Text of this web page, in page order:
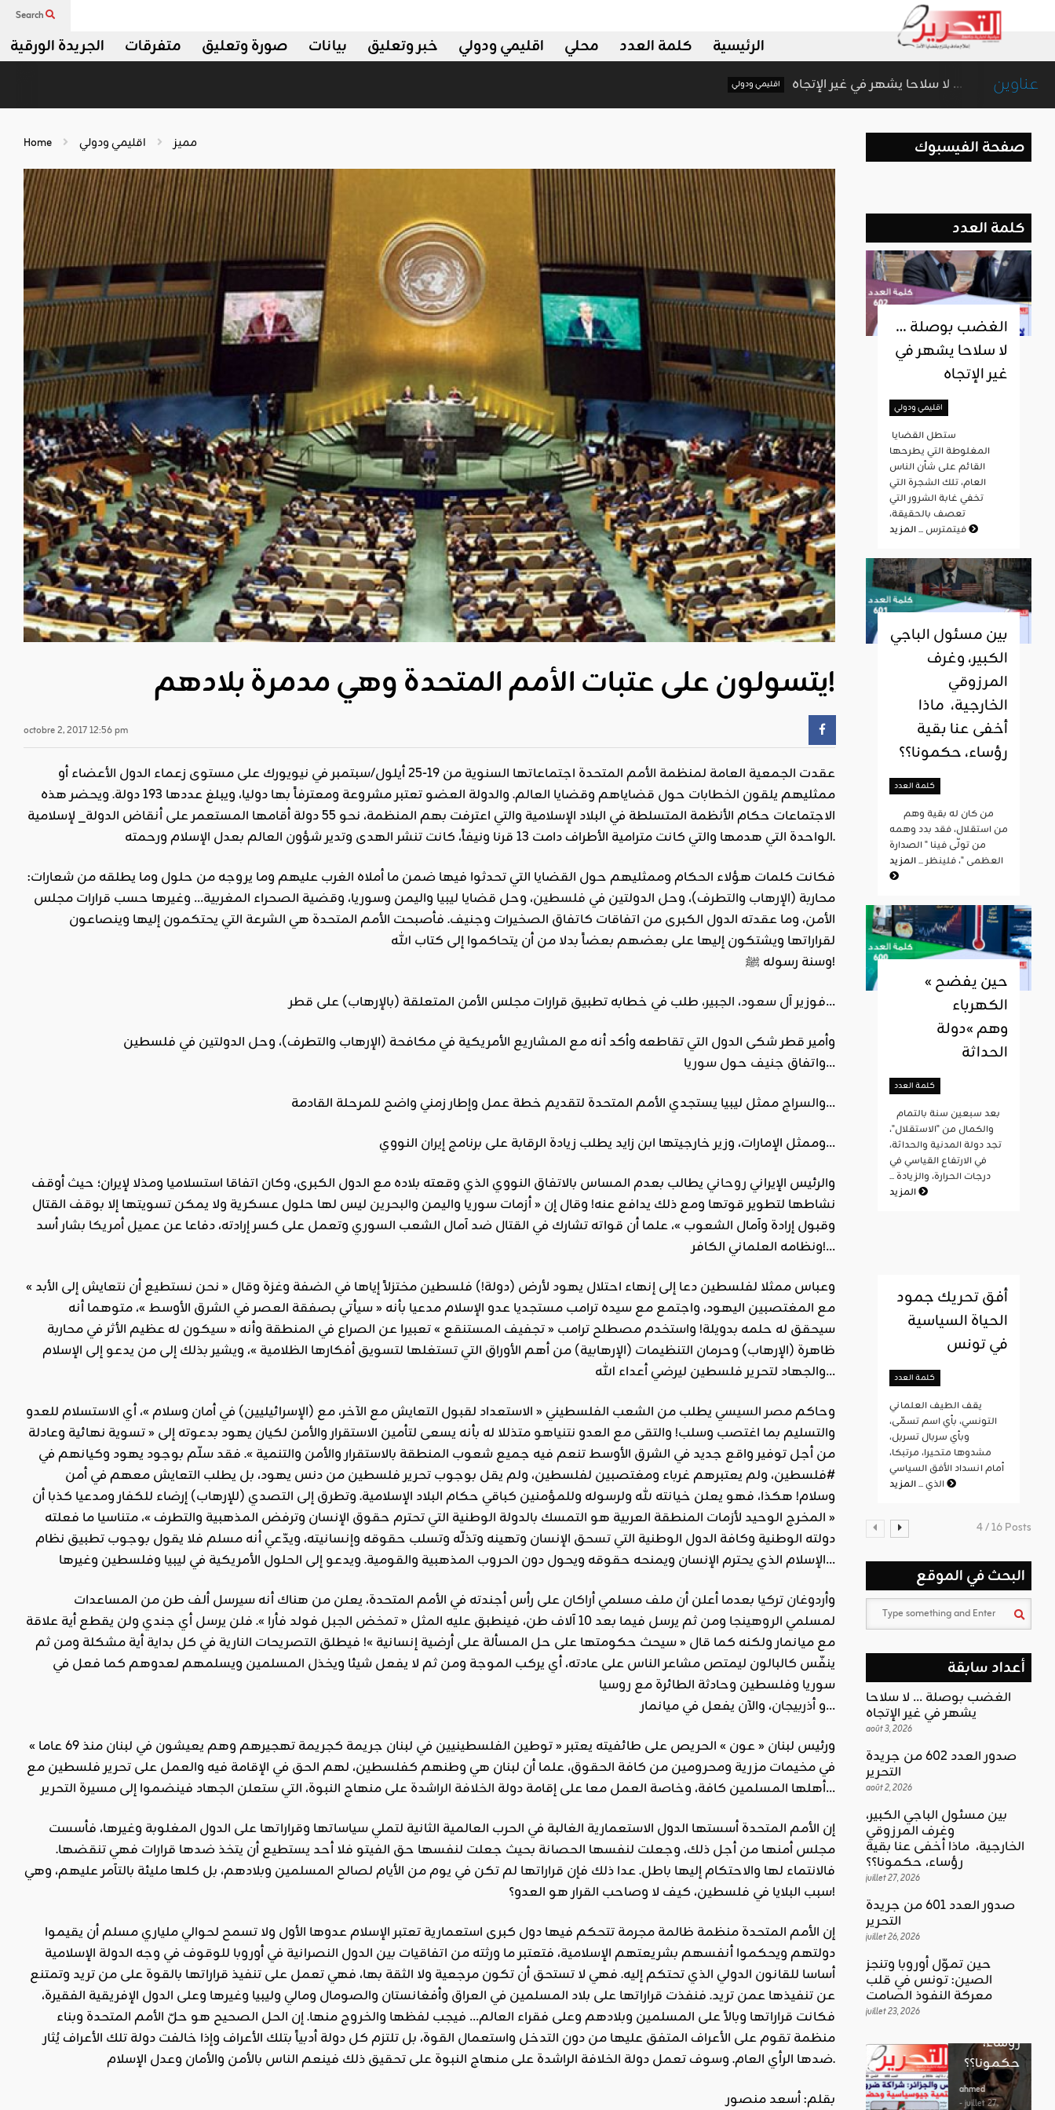
Search
الجريدة الورقية متفرقات صورة وتعليق بيانات خبر وتعليق اقليمي ودولي محلي كلمة العدد الرئيسية
عناوين الغضب بوصلة … لا سلاحا يشهر في غير الإتجاه ودولي
Home مميز اقليمي ودولي
يتسولون على عتبات الأمم المتحدة وهي مدمرة بلادهم!
octobre 2, 2017 12:56 pm
عقدت الجمعية العامة لمنظمة الأمم المتحدة اجتماعاتها السنوية من 19-25 أيلول/سبتمبر في نيويورك على مستوى زعماء الدول الأعضاء أو
ممثليهم يلقون الخطابات حول قضاياهم وقضايا العالم. والدولة العضو تعتبر مشروعة ومعترفاً بها دوليا، ويبلغ عددها 193 دولة. ويحضر هذه
الاجتماعات حكام الأنظمة المتسلطة في البلاد الإسلامية والتي اعترفت بهم المنظمة، نحو 55 دولة أقامها المستعمر على أنقاض الدولة_ لإسلامية
الواحدة التي هدمها والتي كانت مترامية الأطراف دامت 13 قرنا ونيفاً، كانت تنشر الهدى وتدير شؤون العالم بعدل الإسلام ورحمته.
فكانت كلمات هؤلاء الحكام وممثليهم حول القضايا التي تحدثوا فيها ضمن ما أملاه الغرب عليهم وما يروجه من حلول وما يطلقه من شعارات:
محاربة (الإرهاب والتطرف)، وحل الدولتين في فلسطين، وحل قضايا ليبيا واليمن وسوريا، وقضية الصحراء المغربية… وغيرها حسب قرارات مجلس
الأمن، وما عقدته الدول الكبرى من اتفاقات كاتفاق الصخيرات وجنيف. فأصبحت الأمم المتحدة هي الشرعة التي يحتكمون إليها وينصاعون
لقراراتها ويشتكون إليها على بعضهم بعضاً بدلا من أن يتحاكموا إلى كتاب الله
وسنة رسوله ﷺ!
فوزيرآل سعود، الجبير، طلب في خطابه تطبيق قرارات مجلس الأمن المتعلقة (بالإرهاب) على قطر
…
وأمير قطر شكى الدول التي تقاطعه وأكد أنه مع المشاريع الأمريكية في مكافحة (الإرهاب والتطرف)، وحل الدولتين في فلسطين
واتفاق جنيف حولسوريا
…
والسراج ممثل ليبيا يستجدي الأمم المتحدة لتقديم خطة عمل وإطار زمني واضح للمرحلة القادمة…
وممثل الإمارات، وزير خارجيتها ابن زايد يطلب زيادة الرقابة على برنامجإيران
النووي…
والرئيس الإيرانيروحانييطالب بعدم المساس بالاتفاق النووي الذي وقعته بلاده مع الدول الكبرى، وكان اتفاقا استسلاميا ومذلا لإيران؛ حيث أوقف
نشاطها لتطوير قوتها ومع ذلك يدافع عنه! وقال إن « أزمات سوريا واليمن والبحرين ليس لها حلول عسكرية ولا يمكن تسويتها إلا بوقف القتال
وقبول إرادة وآمال الشعوب »، علما أن قواته تشارك في القتال ضد آمال الشعب السوري وتعمل على كسر إرادته، دفاعا عن عميلأمريكا بشار أسد
ونظامه العلماني الكافر!…
وعباس ممثلا لفلسطين دعا إلى إنهاء احتلال يهود لأرض (دولة!) فلسطين مختزلاً إياها في الضفة وغزة وقال « نحن نستطيع أن نتعايش إلى الأبد »
مع المغتصبين اليهود، واجتمع مع سيده ترامب مستجديا عدو الإسلام مدعيا بأنه « سيأتي بصفقة العصر في الشرق الأوسط »، متوهما أنه
سيحقق له حلمه بدويلة! واستخدم مصطلح ترامب « تجفيف المستنقع » تعبيرا عن الصراع في المنطقة وأنه « سيكون له عظيم الأثر في محاربة
ظاهرة (الإرهاب) وحرمان التنظيمات (الإرهابية) من أهم الأوراق التي تستغلها لتسويق أفكارها الظلامية »، ويشير بذلك إلى من يدعو إلى الإسلام
والجهاد لتحرير فلسطين ليرضي أعداء الله…
وحاكممصر السيسييطلب من الشعب الفلسطيني « الاستعداد لقبول التعايش مع الآخر، مع (الإسرائيليين) في أمان وسلام »، أي الاستسلام للعدو
والتسليم بما اغتصب وسلب! والتقى مع العدو نتنياهومتذللا له بأنه يسعى لتأمين الاستقرار والأمن لكيان يهود بدعوته إلى « تسوية نهائية وعادلة
من أجل توفير واقع جديد في الشرق الأوسط تنعم فيه جميع شعوب المنطقة بالاستقرار والأمن والتنمية ». فقد سلّم بوجود يهود وكيانهم في
#فلسطين، ولم يعتبرهم غرباء ومغتصبين لفلسطين، ولم يقل بوجوب تحرير فلسطين من دنس يهود، بل يطلب التعايش معهم في أمن
وسلام! هكذا، فهو يعلن خيانته لله ولرسوله وللمؤمنين كباقي حكام البلاد الإسلامية. وتطرق إلى التصدي (للإرهاب) إرضاء للكفار ومدعيا كذبا أن
« المخرج الوحيد لأزمات المنطقة العربية هو التمسك بالدولة الوطنية التي تحترم حقوق الإنسان وترفض المذهبية والتطرف »، متناسيا ما فعلته
دولته الوطنية وكافة الدول الوطنية التي تسحق الإنسان وتهينه وتذلّه وتسلب حقوقه وإنسانيته، ويدّعي أنه مسلم فلا يقول بوجوب تطبيق نظام
الإسلام الذي يحترم الإنسان ويمنحه حقوقه ويحول دون الحروب المذهبية والقومية. ويدعو إلى الحلول الأمريكية في ليبيا وفلسطين وغيرها…
وأردوغانتركيا بعدما أعلن أن ملف مسلميأراكانعلى رأس أجندته في الأمم المتحدة، يعلن من هناك أنه سيرسل ألف طن من المساعدات
لمسلميالروهينجا
ومن ثم يرسل فيما بعد 10 آلاف طن، فينطبق عليه المثل « تمخض الجبل فولد فأرا ». فلن يرسل أي جندي ولن يقطع أية علاقة
مع ميانمار ولكنه كما قال « سيحث حكومتها على حل المسألة على أرضية إنسانية »! فيطلق التصريحات النارية في كل بداية أية مشكلة ومن ثم
ينفّس كالبالون ليمتص مشاعر الناس على عادته، أي يركب الموجة ومن ثم لا يفعل شيئا ويخذل المسلمين ويسلمهم لعدوهم كما فعل في
سوريا وفلسطين وحادثة الطائرة مع روسيا
وأذربيجان ، والآن يفعل في ميانمار…
ورئيس لبنان « عون » الحريص على طائفيته يعتبر « توطين الفلسطينيين في لبنان جريمة كجريمة تهجيرهم وهم يعيشون في لبنان منذ 69 عاما »
في مخيمات مزرية ومحرومين من كافة الحقوق، علما أن لبنان هي وطنهم كفلسطين، لهم الحق في الإقامة فيه والعمل على تحرير فلسطين مع
أهلها المسلمين كافة، وخاصة العمل معا على إقامة دولة الخلافة الراشدة
على منهاج النبوة، التي ستعلن الجهاد فينضموا إلى مسيرة التحرير…
إن الأمم المتحدة أسستها الدول الاستعمارية الغالبة في الحرب العالمية الثانية لتملي سياساتها وقراراتها على الدول المغلوبة وغيرها، فأسست
مجلس أمنها من أجل ذلك، وجعلت لنفسها الحصانة بحيث جعلت لنفسها حق الفيتو فلا أحد يستطيع أن يتخذ ضدها قرارات فهي تنقضها.
فالانتماء لها والاحتكام إليها باطل. عدا ذلك فإن قراراتها لم تكن في يوم من الأيام لصالح المسلمين وبلادهم، بل كلها مليئة بالتآمر عليهم، وهي
سبب البلايا في فلسطين، كيف لا وصاحب القرار هو العدو؟!
إن الأمم المتحدة منظمة ظالمة مجرمة تتحكم فيها دول كبرى استعمارية تعتبر الإسلام عدوها الأول ولا تسمح لحوالي ملياري مسلم أن يقيموا
دولتهم ويحكموا أنفسهم بشريعتهم الإسلامية، فتعتبر ما ورثته من اتفاقيات بين الدول النصرانية في أوروبا للوقوف في وجه الدولة الإسلامية
أساسا للقانون الدولي الذي تحتكم إليه. فهي لا تستحق أن تكون مرجعية ولا الثقة بها، فهي تعمل على تنفيذ قراراتها بالقوة على من تريد وتمتنع
عن تنفيذها عمن تريد. فنفذت قراراتها على بلاد المسلمين في العراق وأفغانستان والصومال ومالي وليبيا وغيرها وعلى الدول الإفريقية الفقيرة،
فكانت قراراتها وبالاً على المسلمين وبلادهم وعلى فقراء العالم… فيجب لفظها والخروج منها. إن الحل الصحيح هو حلّ الأمم المتحدة وبناء
منظمة تقوم على الأعراف المتفق عليها من دون التدخل واستعمال القوة، بل تلتزم كل دولة أدبياً بتلك الأعراف وإذا خالفت دولة تلك الأعراف يُثار
ضدها الرأي العام. وسوف تعمل دولة الخلافة الراشدة على منهاج النبوة على تحقيق ذلك فينعم الناس بالأمن والأمان وعدل الإسلام.
بقلم: أسعد منصور
صفحة الفيسبوك
كلمة العدد
الغضب بوصلة …
لا سلاحا يشهر في
غير الإتجاه
اقليمي ودولي
المغلوطة التي يطرحها
القائم على شأن الناس
العام، تلك الشجرة التي
تخفي غابة الشرور التي
تعصف بالحقيقة،
فيتمترس ...المزيد
بين مسئول الباجي
الكبير، وغرف
المرزوقي
الخارجية، ماذا
أخفى عنا بقية
رؤساء، حكمونا؟؟
كلمة العدد
من استقلال، فقد بدد وهمه
من تولّى فينا " الصدارة
العظمى "، فلينظر ...المزيد
« حين يفضح
الكهرباء
وهم »دولة
الحداثة
كلمة العدد
والكمال من "الاستقلال"،
تجد دولة المدنية والحداثة،
في الارتفاع القياسي في
درجات الحرارة، والزيادة ...
المزيد
أفق تحريك جمود
الحياة السياسية
في تونس
كلمة العدد
يقف الطيف العلماني
التونسي، بأي اسم تسمّى،
وبأي سربال تسربل،
مشدوها متحيرا، مرتبكا،
أمام انسداد الأفق السياسي
الذي ...المزيد
4 / 16 Posts
البحث في الموقع
أعداد سابقة
الغضب بوصلة … لا سلاحا
يشهر في غير الإتجاه
août 3, 2026
صدور العدد 602 من جريدة
التحرير
août 2, 2026
بين مسئول الباجي الكبير،
وغرف المرزوقي
الخارجية، ماذا أخفى عنا بقية
رؤساء، حكمونا؟؟
juillet 27, 2026
صدور العدد 601 من جريدة
التحرير
juillet 26, 2026
حين تموّل أوروبا وتنجز
الصين: تونس في قلب
معركة النفوذ الصامت
juillet 23, 2026
اقليمي ودولي
حين تموّل
أوروبا
الصين:
تونس في
قلب
معركة
النفوذ
الصامت
ahmed
0
الغضب
بوصلة …
لا سلاحا
يشهر في
غير الإتجاه
- août 3, 2026
ستطل القضاي
بين
الباجي
المرزوقي
الخارجية،
ماذا أخفى
رؤساء،
حكمونا؟؟
ahmed
- juillet 27,